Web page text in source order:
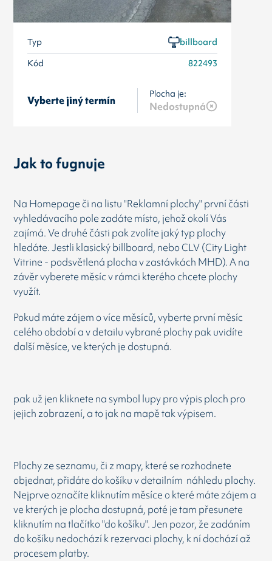
Typ
billboard
Kód
822493
Vyberte jiný termín
Plocha je:
Nedostupná
Jak to fugnuje
Na Homepage či na listu "Reklamní plochy" první části
vyhledávacího pole zadáte místo, jehož okolí Vás
zajímá. Ve druhé části pak zvolíte jaký typ plochy
hledáte. Jestli klasický billboard, nebo CLV (City Light
Vitrine - podsvětlená plocha v zastávkách MHD). A na
závěr vyberete měsíc v rámci kterého chcete plochy
využít.
Pokud máte zájem o více měsíců, vyberte první měsíc
celého období a v detailu vybrané plochy pak uvidíte
další měsíce, ve kterých je dostupná.
pak už jen kliknete na symbol lupy pro výpis ploch pro
jejich zobrazení, a to jak na mapě tak výpisem.
Plochy ze seznamu, či z mapy, které se rozhodnete
objednat, přidáte do košíku v detailním náhledu plochy.
Nejprve označíte kliknutím měsíce o které máte zájem a
ve kterých je plocha dostupná, poté je tam přesunete
kliknutím na tlačítko "do košíku". Jen pozor, že zadáním
do košíku nedochází k rezervaci plochy, k ní dochází až
procesem platby.